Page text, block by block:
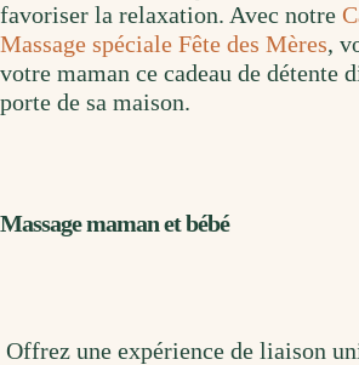
favoriser la relaxation. Avec notre
Massage spéciale Fête des Mères,
votre maman ce cadeau de détente
porte de sa maison.
Massage maman et bébé
Offrez une expérience de liaison